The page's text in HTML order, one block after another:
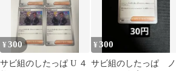
¥300
サビ組のしたっぱ U ４
¥300
サビ組のしたっぱ ノ